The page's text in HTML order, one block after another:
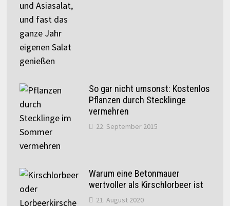
So gar nicht umsonst: Kostenlos
Pflanzen durch Stecklinge
vermehren
22. September 2015
Warum eine Betonmauer
wertvoller als Kirschlorbeer ist
21. August 2020